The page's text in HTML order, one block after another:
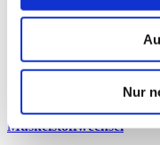
Nur
regelmäßiger
bekanntesten…
Muskelstoffwechsel